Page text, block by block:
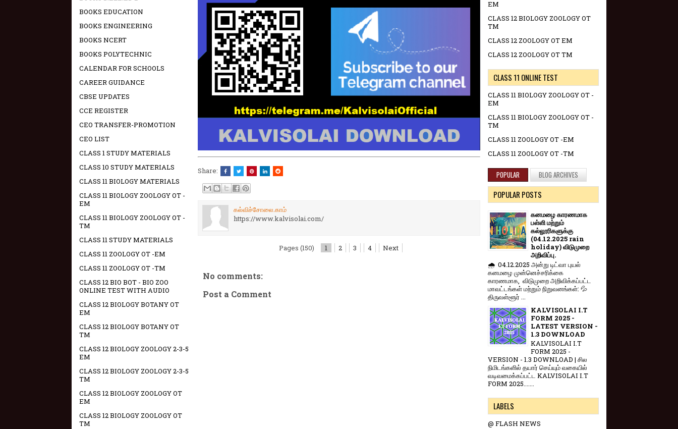
Share:
கல்விச்சோலை.காம்
https://www.kalvisolai.com/
Pages (150) 1 2 3 4 Next
No comments:
Post a Comment
BOOKS EDUCATION
BOOKS ENGINEERING
BOOKS NCERT
BOOKS POLYTECHNIC
CALENDAR FOR SCHOOLS
CAREER GUIDANCE
CBSE UPDATES
CCE REGISTER
CEO TRANSFER-PROMOTION
CEO LIST
CLASS 1 STUDY MATERIALS
CLASS 10 STUDY MATERIALS
CLASS 11 BIOLOGY MATERIALS
CLASS 11 BIOLOGY ZOOLOGY OT -
EM
CLASS 11 BIOLOGY ZOOLOGY OT -
TM
CLASS 11 STUDY MATERIALS
CLASS 11 ZOOLOGY OT -EM
CLASS 11 ZOOLOGY OT -TM
CLASS 12 BIO BOT - BIO ZOO
ONLINE TEST WITH AUDIO
CLASS 12 BIOLOGY BOTANY OT
EM
CLASS 12 BIOLOGY BOTANY OT
TM
CLASS 12 BIOLOGY ZOOLOGY 2-3-5
EM
CLASS 12 BIOLOGY ZOOLOGY 2-3-5
TM
CLASS 12 BIOLOGY ZOOLOGY OT
EM
CLASS 12 BIOLOGY ZOOLOGY OT
TM
EM
CLASS 12 BIOLOGY ZOOLOGY OT
TM
CLASS 12 ZOOLOGY OT EM
CLASS 12 ZOOLOGY OT TM
CLASS 11 ONLINE TEST
CLASS 11 BIOLOGY ZOOLOGY OT -
EM
CLASS 11 BIOLOGY ZOOLOGY OT -
TM
CLASS 11 ZOOLOGY OT -EM
CLASS 11 ZOOLOGY OT -TM
POPULAR BLOG ARCHIVES
POPULAR POSTS
கனமழை காரணமாக
பள்ளி மற்றும்
கல்லூரிகளுக்கு
(04.12.2025 rain
holiday) விடுமுறை
அறிவிப்பு.
🌧️ 04.12.2025 அன்று டிட்வா புயல்
கனமழை முன்னெச்சரிக்கை
காரணமாக, விடுமுறை அறிவிக்கப்பட்ட
மாவட்டங்கள் மற்றும் நிறுவனங்கள்: 💦
திருவள்ளூர் ...
KALVISOLAI I.T
FORM 2025 -
LATEST VERSION -
1.3 DOWNLOAD
KALVISOLAI I.T
FORM 2025 -
VERSION - 1.3 DOWNLOAD | சில
நிமிடங்களில் தயார் செய்யும் வகையில்
வடிவமைக்கப்பட்ட KALVISOLAI I.T
FORM 2025.......
LABELS
@ FLASH NEWS